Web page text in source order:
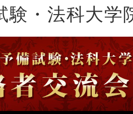
験・法科大学